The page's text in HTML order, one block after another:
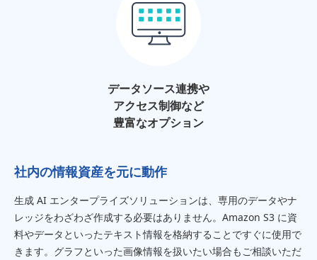
データソース連携や
アクセス制御など
豊富なオプション
社内の情報資産を元に動作
生成 AI エンタープライズソリューションは、専用のデータやナ
レッジをわざわざ作成する必要はありません。Amazon S3 に資
料やデータといったテキスト情報を格納することですぐに使用で
きます。グラフといった画像情報を扱いたい場合もご相談いただ